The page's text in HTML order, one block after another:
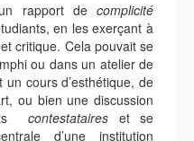
rapport de complicité
en les exerçant à
critique. Cela pouvait se
ou dans un atelier de
cours d’esthétique, de
ou bien une discussion
contestataires et se
d’une institution